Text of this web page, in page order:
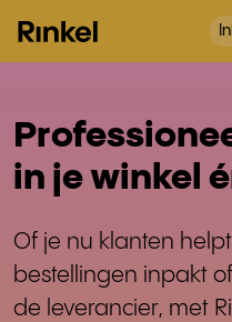
in je winkel
Of je nu klanten
bestellingen inpakt
de leverancier, met